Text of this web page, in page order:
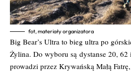
fot, materiały organizatora
Big Bear’s Ultra to bieg ultra po
Żylina. Do wyboru są dystanse 20,
prowadzi przez Krywańską Małą